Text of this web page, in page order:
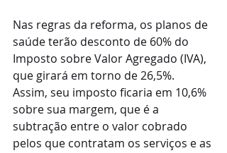
Nas regras da reforma, os planos de
saúde terão desconto de 60% do
Imposto sobre Valor Agregado (IVA),
que girará em torno de 26,5%.
Assim, seu imposto ficaria em 10,6%
sobre sua margem, que é a
subtração entre o valor cobrado
pelos que contratam os serviços e as